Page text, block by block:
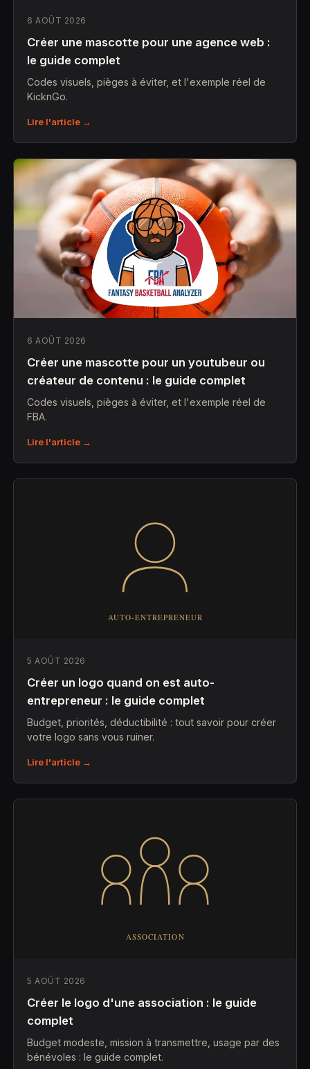
6 AOÛT 2026
Créer une mascotte pour une agence web :
le guide complet
Codes visuels, pièges à éviter, et l'exemple réel de
KicknGo.
Lire l'article →
6 AOÛT 2026
Créer une mascotte pour un youtubeur ou
créateur de contenu : le guide complet
Codes visuels, pièges à éviter, et l'exemple réel de
FBA.
Lire l'article →
5 AOÛT 2026
Créer un logo quand on est auto-
entrepreneur : le guide complet
Budget, priorités, déductibilité : tout savoir pour créer
votre logo sans vous ruiner.
Lire l'article →
5 AOÛT 2026
Créer le logo d'une association : le guide
complet
Budget modeste, mission à transmettre, usage par des
bénévoles : le guide complet.